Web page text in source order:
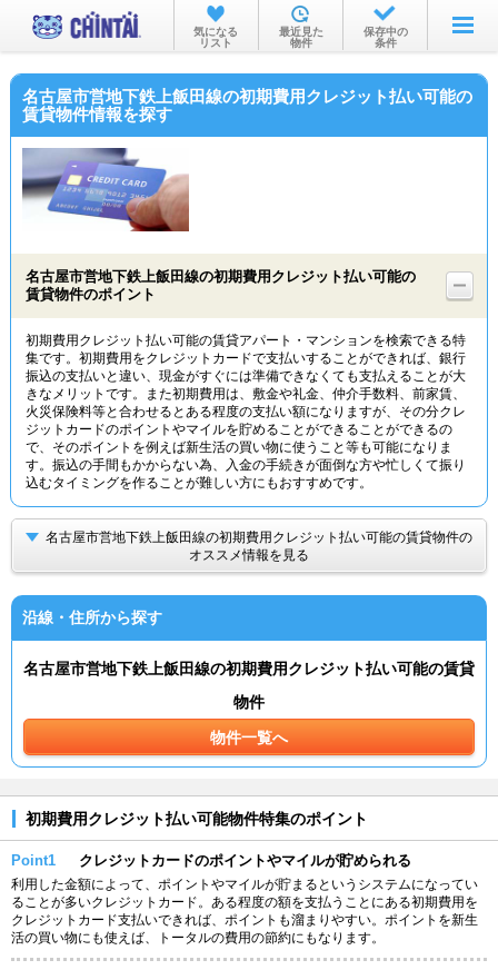
お部屋を探す
沿線・駅から
不動産会社から
気になる
リスト
最近見た
物件
保存中の
条件
名古屋市営地下鉄上飯田線の初期費用クレジット払い可能の
賃貸物件情報を探す
名古屋市営地下鉄上飯田線の初期費用クレジット払い可能の
賃貸物件のポイント
初期費用クレジット払い可能の賃貸アパート・マンションを検索できる特
集です。初期費用をクレジットカードで支払いすることができれば、銀行
振込の支払いと違い、現金がすぐには準備できなくても支払えることが大
きなメリットです。また初期費用は、敷金や礼金、仲介手数料、前家賃、
火災保険料等と合わせるとある程度の支払い額になりますが、その分クレ
ジットカードのポイントやマイルを貯めることができることができるの
で、そのポイントを例えば新生活の買い物に使うこと等も可能になりま
す。振込の手間もかからない為、入金の手続きが面倒な方や忙しくて振り
込むタイミングを作ることが難しい方にもおすすめです。
名古屋市営地下鉄上飯田線の初期費用クレジット払い可能の賃貸物件の
オススメ情報を見る
沿線・住所から探す
名古屋市営地下鉄上飯田線の初期費用クレジット払い可能の賃貸
物件
物件一覧へ
初期費用クレジット払い可能物件特集のポイント
Point1 クレジットカードのポイントやマイルが貯められる
利用した金額によって、ポイントやマイルが貯まるというシステムになってい
ることが多いクレジットカード。ある程度の額を支払うことにある初期費用を
クレジットカード支払いできれば、ポイントも溜まりやすい。ポイントを新生
活の買い物にも使えば、トータルの費用の節約にもなります。